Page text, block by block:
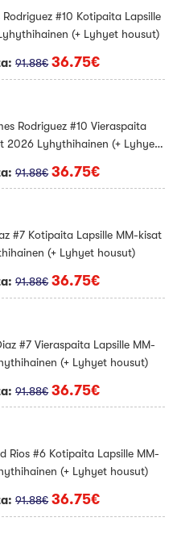
#10 Kotipaita Lapsille
(+ Lyhyet housut)
91.88€ 36.75€
Rodriguez #10 Vieraspaita
2026 Lyhythihainen (+ Lyhyet
91.88€ 36.75€
#7 Kotipaita Lapsille MM-kisat
(+ Lyhyet housut)
91.88€ 36.75€
#7 Vieraspaita Lapsille MM-
(+ Lyhyet housut)
91.88€ 36.75€
Rios #6 Kotipaita Lapsille MM-
(+ Lyhyet housut)
91.88€ 36.75€